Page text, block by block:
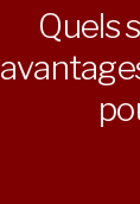
Quels